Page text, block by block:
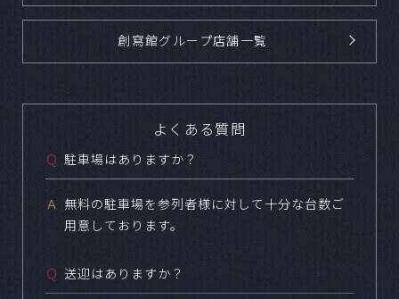
創寫館グループ店舗一覧
よくある質問
Ｑ 駐車場はありますか？
Ａ 無料の駐車場を参列者様に対して十分な台数ご
用意しております。
Ｑ 送迎はありますか？